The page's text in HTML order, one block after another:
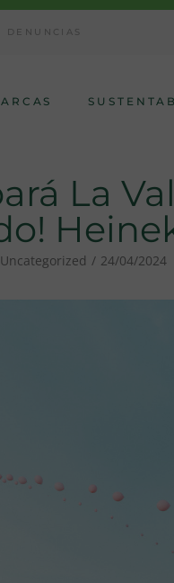
DENUNCIAS
La
Uncategorized 24/04/2024